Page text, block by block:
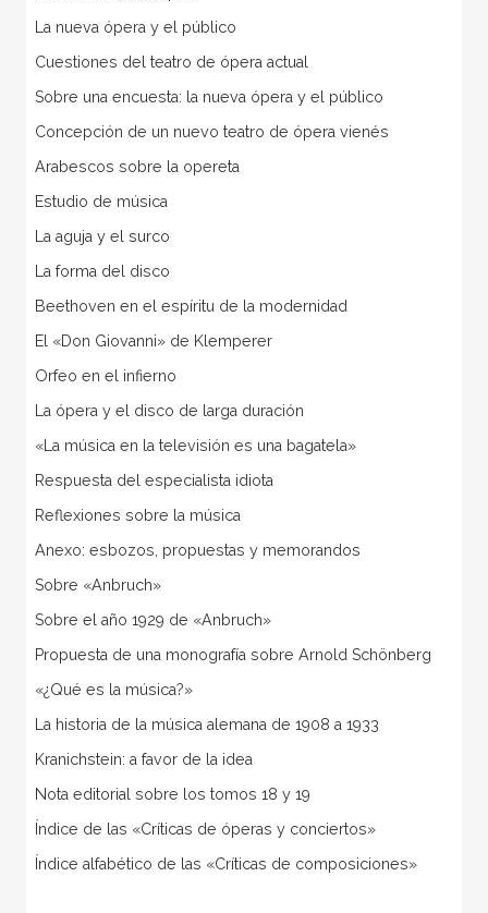
La nueva ópera y el público
Cuestiones del teatro de ópera actual
Sobre una encuesta: la nueva ópera y el público
Concepción de un nuevo teatro de ópera vienés
Arabescos sobre la opereta
Estudio de música
La aguja y el surco
La forma del disco
Beethoven en el espíritu de la modernidad
El «Don Giovanni» de Klemperer
Orfeo en el infierno
La ópera y el disco de larga duración
«La música en la televisión es una bagatela»
Respuesta del especialista idiota
Reflexiones sobre la música
Anexo: esbozos, propuestas y memorandos
Sobre «Anbruch»
Sobre el año 1929 de «Anbruch»
Propuesta de una monografía sobre Arnold Schönberg
«¿Qué es la música?»
La historia de la música alemana de 1908 a 1933
Kranichstein: a favor de la idea
Nota editorial sobre los tomos 18 y 19
Índice de las «Críticas de óperas y conciertos»
Índice alfabético de las «Críticas de composiciones»